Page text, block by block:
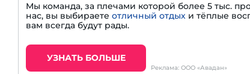
Мы команда, за плечами которой более 5 тыс.
нас, вы выбираете отличный отдых и тёплые
вам всегда будут рады.
УЗНАТЬ БОЛЬШЕ
Реклама: ООО «Авадан»